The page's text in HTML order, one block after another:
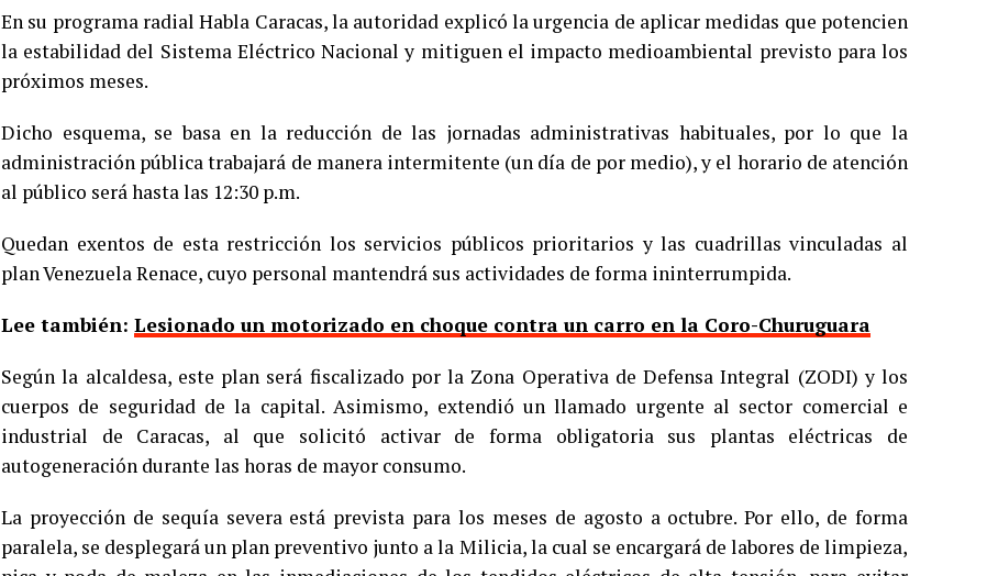
En su programa radial Habla Caracas, la autoridad explicó la urgencia de aplicar medidas que potencien
la estabilidad del Sistema Eléctrico Nacional y mitiguen el impacto medioambiental previsto para los
próximos meses.
Dicho esquema, se basa en la reducción de las jornadas administrativas habituales, por lo que la
administración pública trabajará de manera intermitente (un día de por medio), y el horario de atención
al público será hasta las 12:30 p.m.
Quedan exentos de esta restricción los servicios públicos prioritarios y las cuadrillas vinculadas al
plan Venezuela Renace, cuyo personal mantendrá sus actividades de forma ininterrumpida.
Lee también: Lesionado un motorizado en choque contra un carro en la Coro-Churuguara
Según la alcaldesa, este plan será fiscalizado por la Zona Operativa de Defensa Integral (ZODI) y los
cuerpos de seguridad de la capital. Asimismo, extendió un llamado urgente al sector comercial e
industrial de Caracas, al que solicitó activar de forma obligatoria sus plantas eléctricas de
autogeneración durante las horas de mayor consumo.
La proyección de sequía severa está prevista para los meses de agosto a octubre. Por ello, de forma
paralela, se desplegará un plan preventivo junto a la Milicia, la cual se encargará de labores de limpieza,